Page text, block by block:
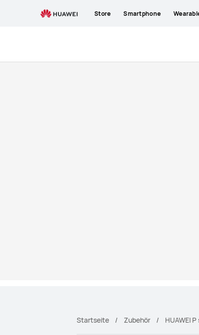
Store Smartphone
Startseite Zubehör HUAWEI